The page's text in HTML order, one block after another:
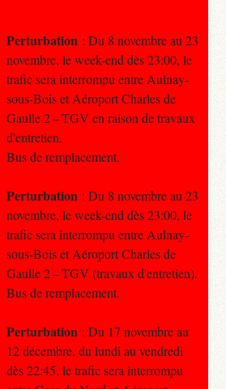
Perturbation : Du 8 novembre au 23
novembre, le week-end dès 23:00, le
trafic sera interrompu entre Aulnay-
sous-Bois et Aéroport Charles de
Gaulle 2 – TGV en raison de travaux
d'entretien.
Bus de remplacement.
Perturbation : Du 8 novembre au 23
novembre, le week-end dès 23:00, le
trafic sera interrompu entre Aulnay-
sous-Bois et Aéroport Charles de
Gaulle 2 – TGV (travaux d'entretien).
Bus de remplacement.
Perturbation : Du 17 novembre au
12 décembre, du lundi au vendredi
dès 22:45, le trafic sera interrompu